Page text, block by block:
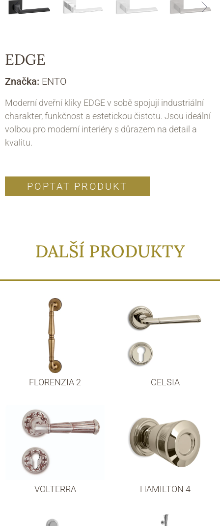
EDGE
Značka: ENTO
Moderní dveřní kliky EDGE v sobě spojují industriální
charakter, funkčnost a estetickou čistotu. Jsou ideální
volbou pro moderní interiéry s důrazem na detail a
kvalitu.
POPTAT PRODUKT
DALŠÍ PRODUKTY
FLORENZIA 2 CELSIA
VOLTERRA HAMILTON 4